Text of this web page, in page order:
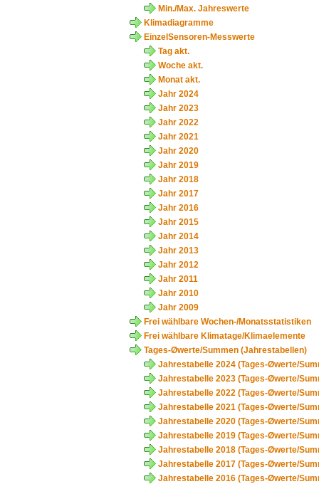
Min./Max. Jahreswerte
Klimadiagramme
EinzelSensoren-Messwerte
Tag akt.
Woche akt.
Monat akt.
Jahr 2024
Jahr 2023
Jahr 2022
Jahr 2021
Jahr 2020
Jahr 2019
Jahr 2018
Jahr 2017
Jahr 2016
Jahr 2015
Jahr 2014
Jahr 2013
Jahr 2012
Jahr 2011
Jahr 2010
Jahr 2009
Frei wählbare Wochen-/Monatsstatistiken
Frei wählbare Klimatage/Klimaelemente
Tages-Øwerte/Summen (Jahrestabellen)
Jahrestabelle 2024 (Tages-Øwerte/
Jahrestabelle 2023 (Tages-Øwerte/
Jahrestabelle 2022 (Tages-Øwerte/
Jahrestabelle 2021 (Tages-Øwerte/
Jahrestabelle 2020 (Tages-Øwerte/
Jahrestabelle 2019 (Tages-Øwerte/
Jahrestabelle 2018 (Tages-Øwerte/
Jahrestabelle 2017 (Tages-Øwerte/
Jahrestabelle 2016 (Tages-Øwerte/